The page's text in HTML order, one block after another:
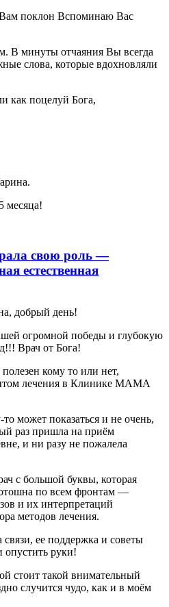
Вам поклон Вспоминаю Вас
В минуты отчаяния Вы всегда
слова, которые вдохновляли
как поцелуй Бога,
месяца!
свою роль —
естественная
добрый день!
огромной победы и глубокую
Врач от Бога!
кому то или нет,
лечения в Клинике МАМА
может показаться и не очень,
раз пришла на приём
и ни разу не пожалела
с большой буквы, которая
по всем фронтам —
и их интерпретаций
методов лечения.
связи, ее поддержка и советы
опустить руки!
стоит такой внимательный
случится чудо, как и в моём